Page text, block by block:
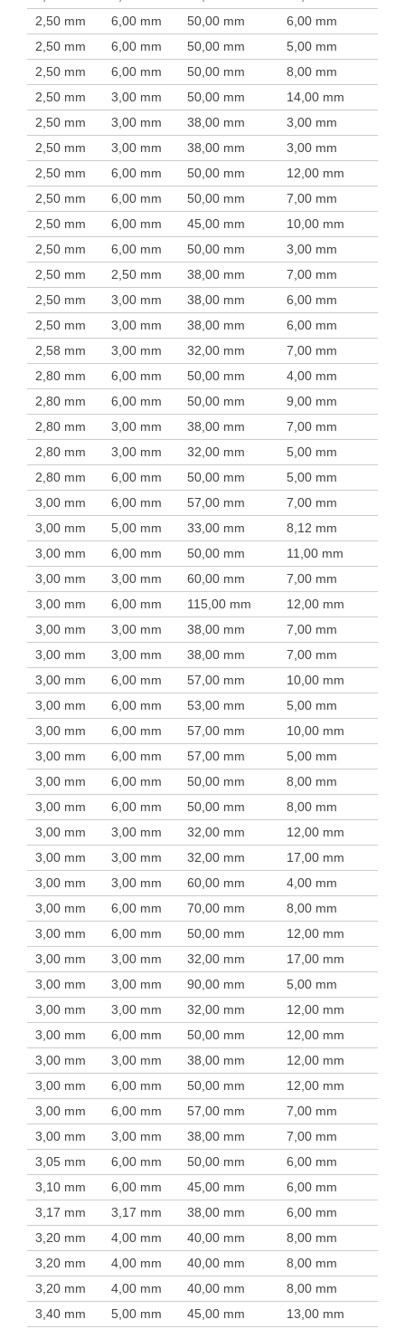
2,50 mm
6,00 mm 50,00 mm 6,00 mm
2,50 mm
6,00 mm 50,00 mm 5,00 mm
2,50 mm
6,00 mm 50,00 mm 8,00 mm
2,50 mm
3,00 mm 50,00 mm 14,00 mm
2,50 mm
3,00 mm 38,00 mm 3,00 mm
2,50 mm
3,00 mm 38,00 mm 3,00 mm
2,50 mm
6,00 mm 50,00 mm 12,00 mm
2,50 mm
6,00 mm 50,00 mm 7,00 mm
2,50 mm
6,00 mm 45,00 mm 10,00 mm
2,50 mm
6,00 mm 50,00 mm 3,00 mm
2,50 mm
2,50 mm 38,00 mm 7,00 mm
2,50 mm
3,00 mm 38,00 mm 6,00 mm
2,50 mm
3,00 mm 38,00 mm 6,00 mm
2,58 mm
3,00 mm 32,00 mm 7,00 mm
2,80 mm
6,00 mm 50,00 mm 4,00 mm
2,80 mm
6,00 mm 50,00 mm 9,00 mm
2,80 mm
3,00 mm 38,00 mm 7,00 mm
2,80 mm
3,00 mm 32,00 mm 5,00 mm
2,80 mm
6,00 mm 50,00 mm 5,00 mm
3,00 mm
6,00 mm 57,00 mm 7,00 mm
3,00 mm
5,00 mm 33,00 mm 8,12 mm
3,00 mm
6,00 mm 50,00 mm 11,00 mm
3,00 mm
3,00 mm 60,00 mm 7,00 mm
3,00 mm
6,00 mm 115,00 mm 12,00 mm
3,00 mm
3,00 mm 38,00 mm 7,00 mm
3,00 mm
3,00 mm 38,00 mm 7,00 mm
3,00 mm
6,00 mm 57,00 mm 10,00 mm
3,00 mm
6,00 mm 53,00 mm 5,00 mm
3,00 mm
6,00 mm 57,00 mm 10,00 mm
3,00 mm
6,00 mm 57,00 mm 5,00 mm
3,00 mm
6,00 mm 50,00 mm 8,00 mm
3,00 mm
6,00 mm 50,00 mm 8,00 mm
3,00 mm
3,00 mm 32,00 mm 12,00 mm
3,00 mm
3,00 mm 32,00 mm 17,00 mm
3,00 mm
3,00 mm 60,00 mm 4,00 mm
3,00 mm
6,00 mm 70,00 mm 8,00 mm
3,00 mm
6,00 mm 50,00 mm 12,00 mm
3,00 mm
3,00 mm 32,00 mm 17,00 mm
3,00 mm
3,00 mm 90,00 mm 5,00 mm
3,00 mm
3,00 mm 32,00 mm 12,00 mm
3,00 mm
6,00 mm 50,00 mm 12,00 mm
3,00 mm
3,00 mm 38,00 mm 12,00 mm
3,00 mm
6,00 mm 50,00 mm 12,00 mm
3,00 mm
6,00 mm 57,00 mm 7,00 mm
3,00 mm
3,00 mm 38,00 mm 7,00 mm
3,05 mm
6,00 mm 50,00 mm 6,00 mm
3,10 mm
6,00 mm 45,00 mm 6,00 mm
3,17 mm
3,17 mm 38,00 mm 6,00 mm
3,20 mm
4,00 mm 40,00 mm 8,00 mm
3,20 mm
4,00 mm 40,00 mm 8,00 mm
3,20 mm
4,00 mm 40,00 mm 8,00 mm
3,40 mm
5,00 mm 45,00 mm 13,00 mm